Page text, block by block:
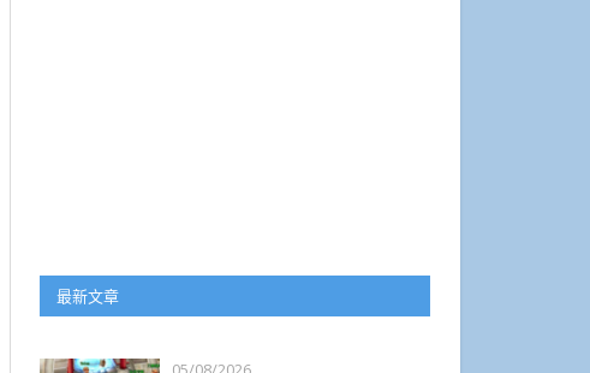
最新文章